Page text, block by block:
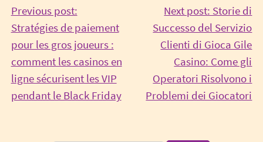
Post
navigation
Previous post:
Stratégies de paiement
pour les gros joueurs :
comment les casinos en
ligne sécurisent les VIP
pendant le Black FridayContinue
Next post: Storie di
Successo del Servizio
Clienti di Gioca Gile
Casino: Come gli
Operatori Risolvono i
Problemi dei Giocatori